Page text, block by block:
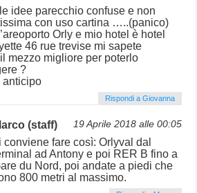
idee parecchio confuse e non
con uso cartina …..(panico)
Orly e mio hotel è hotel
46 rue trevise mi sapete
mezzo migliore per poterlo
?
anticipo
Rispondi a Giovanna
(staff) 19 Aprile 2018 alle 00:05
conviene fare così: Orlyval dal
ad Antony e poi RER B fino a
du Nord, poi andate a piedi che
800 metri al massimo.